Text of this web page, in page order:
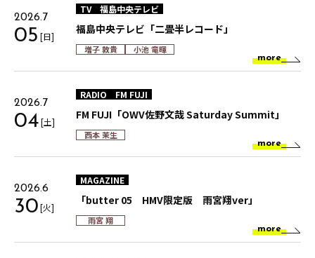
2026.7
05 [日]
TV 福島中央テレビ
福島中央テレビ「二畳半レコード」
増子 敦貴 小池 竜暉
more
2026.7
04[土]
RADIO FM FUJI
FM FUJI「OWV佐野文哉 Saturday Summit」
西本 茉生
more
2026.6
30[火]
MAGAZINE
「butter 05 HMV限定版 雨宮翔ver」
雨宮 翔
more